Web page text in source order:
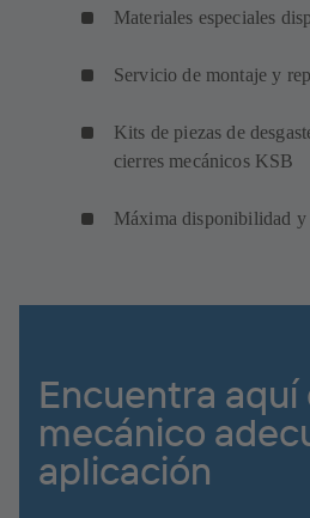
Materiales especiales
Servicio de montaje y
Kits de piezas de
cierres mecánicos KSB
Máxima disponibilidad y
Encuentra aquí
mecánico
aplicación